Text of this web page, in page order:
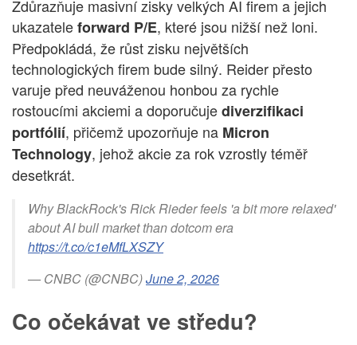
Zdůrazňuje masivní zisky velkých AI firem a jejich
ukazateleforward P/E, které jsou nižší než loni.
Předpokládá, že růst zisku největších
technologických firem bude silný. Reider přesto
varuje před neuváženou honbou za rychle
rostoucími akciemi a doporučujediverzifikaci
portfólií, přičemž upozorňuje na Micron
Technology, jehož akcie za rok vzrostly téměř
desetkrát.
Why BlackRock's Rick Rieder feels 'a bit more relaxed'
about AI bull market than dotcom era
https://t.co/c1eMfLXSZY
— CNBC (@CNBC)June 2, 2026
Co očekávat ve středu?